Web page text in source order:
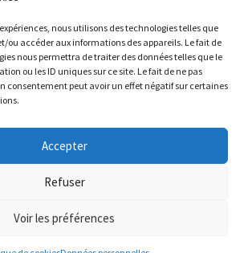
nous utilisons des technologies telles que
ou accéder aux informations des appareils. Le fait de
nous permettra de traiter des données telles que le
ou les ID uniques sur ce site. Le fait de ne pas
consentement peut avoir un effet négatif sur certaines
Accepter
Refuser
Voir les préférences
PMA police
prévention
transphobie UE
Union européenne
visibilité élections
à la Newsletter